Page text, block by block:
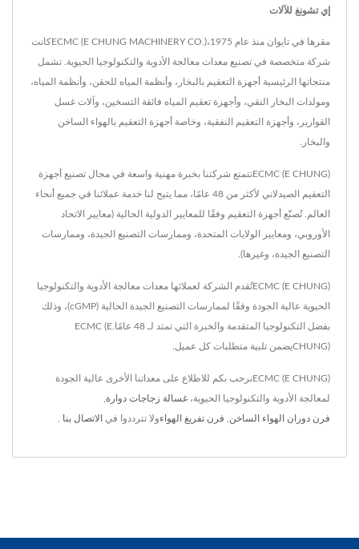
إي تشونغ للآلات
مقرها في تايوان منذ عام 1975،ECMC (E CHUNG MACHINERY CO.)كانت
شركة متخصصة في تصنيع معدات معالجة الأدوية والتكنولوجيا الحيوية. تشمل
منتجاتها الرئيسية أجهزة التعقيم بالبخار، وأنظمة المياه للحقن، وأنظمة المياه،
ومولدات البخار النقي، وأجهزة تعقيم المياه فائقة التسخين، وآلات غسل
القوارير، وأجهزة التعقيم النفقية، وخاصة أجهزة التعقيم بالهواء الساخن
والبخار.
ECMC (E CHUNG)تتمتع شركتنا بخبرة مهنية واسعة في مجال تصنيع أجهزة
التعقيم الصيدلاني لأكثر من 48 عامًا، مما يتيح لنا خدمة عملائنا في جميع أنحاء
العالم. تُصنّع أجهزة التعقيم وفقًا للمعايير الدولية الحالية (معايير الاتحاد
الأوروبي، ومعايير الولايات المتحدة، وممارسات التصنيع الجيدة، وممارسات
التصنيع الجيدة، وغيرها).
ECMC (E CHUNG)تُقدم الشركة لعملائها معدات معالجة الأدوية والتكنولوجيا
الحيوية عالية الجودة وفقًا لممارسات التصنيع الجيدة الحالية (cGMP)، وذلك
بفضل التكنولوجيا المتقدمة والخبرة التي تمتد لـ 48 عامًا.ECMC (E
CHUNG)يضمن تلبية متطلبات كل عميل.
ECMC (E CHUNG)نرحب بكم للاطلاع على معداتنا الأخرى عالية الجودة
لمعالجة الأدوية والتكنولوجيا الحيوية، غسالة زجاجات دوارة
فرن دوران الهواء الساخن فرن تفريغ الهواءولا تترددوا في الاتصال بنا